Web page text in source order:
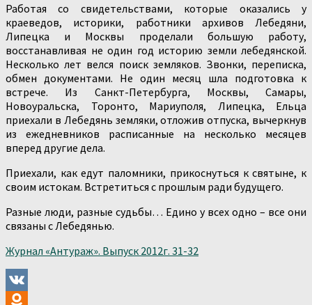
Работая со свидетельствами, которые оказались у
краеведов, историки, работники архивов Лебедяни,
Липецка и Москвы проделали большую работу,
восстанавливая не один год историю земли лебедянской.
Несколько лет велся поиск земляков. Звонки, переписка,
обмен документами. Не один месяц шла подготовка к
встрече. Из Санкт-Петербурга, Москвы, Самары,
Новоуральска, Торонто, Мариуполя, Липецка, Ельца
приехали в Лебедянь земляки, отложив отпуска, вычеркнув
из ежедневников расписанные на несколько месяцев
вперед другие дела.
Приехали, как едут паломники, прикоснуться к святыне, к
своим истокам. Встретиться с прошлым ради будущего.
Разные люди, разные судьбы… Едино у всех одно – все они
связаны с Лебедянью.
Журнал «Антураж». Выпуск 2012г. 31-32
VK